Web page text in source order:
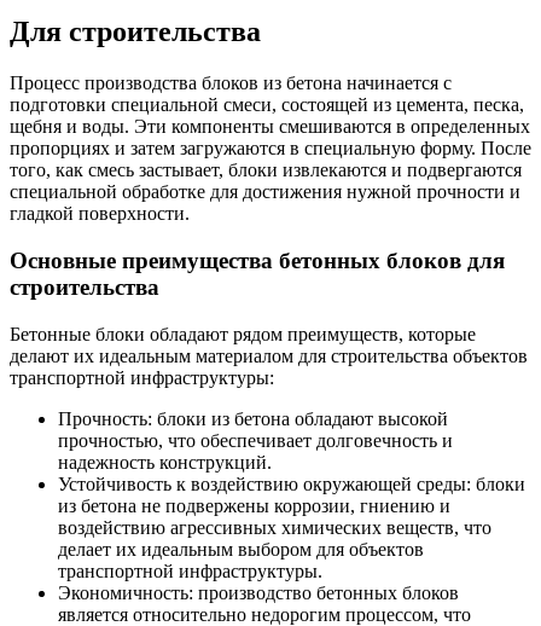
Для строительства
Процесс производства блоков из бетона начинается с
подготовки специальной смеси, состоящей из цемента, песка,
щебня и воды. Эти компоненты смешиваются в определенных
пропорциях и затем загружаются в специальную форму. После
того, как смесь застывает, блоки извлекаются и подвергаются
специальной обработке для достижения нужной прочности и
гладкой поверхности.
Основные преимущества бетонных блоков для
строительства
Бетонные блоки обладают рядом преимуществ, которые
делают их идеальным материалом для строительства объектов
транспортной инфраструктуры:
Прочность: блоки из бетона обладают высокой
прочностью, что обеспечивает долговечность и
надежность конструкций.
Устойчивость к воздействию окружающей среды: блоки
из бетона не подвержены коррозии, гниению и
воздействию агрессивных химических веществ, что
делает их идеальным выбором для объектов
транспортной инфраструктуры.
Экономичность: производство бетонных блоков
является относительно недорогим процессом, что